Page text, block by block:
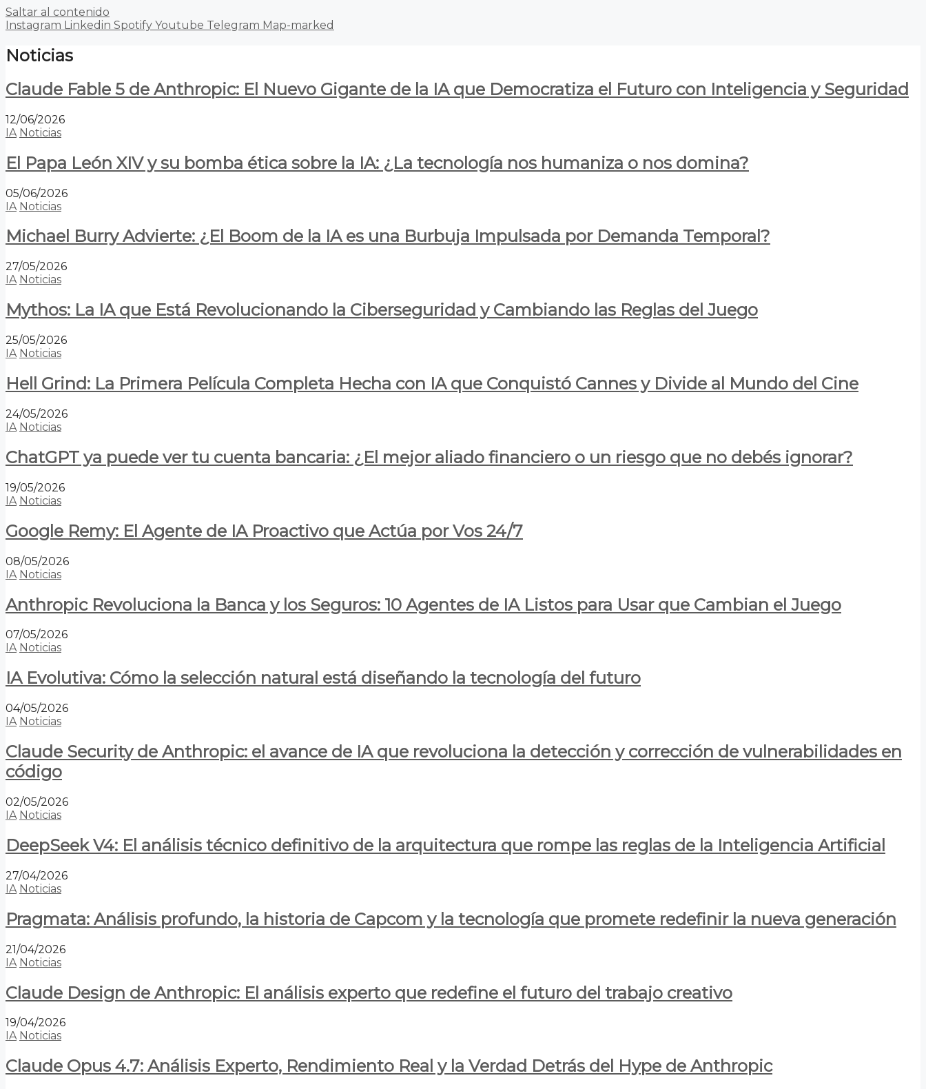
Saltar al contenido
Instagram Linkedin Spotify Youtube Telegram Map-marked
Noticias
Claude Fable 5 de Anthropic: El Nuevo Gigante de la IA que Democratiza el Futuro con Inteligencia y Seguridad
12/06/2026
IA Noticias
El Papa León XIV y su bomba ética sobre la IA: ¿La tecnología nos humaniza o nos domina?
05/06/2026
IA Noticias
Michael Burry Advierte: ¿El Boom de la IA es una Burbuja Impulsada por Demanda Temporal?
27/05/2026
IA Noticias
Mythos: La IA que Está Revolucionando la Ciberseguridad y Cambiando las Reglas del Juego
25/05/2026
IA Noticias
Hell Grind: La Primera Película Completa Hecha con IA que Conquistó Cannes y Divide al Mundo del Cine
24/05/2026
IA Noticias
ChatGPT ya puede ver tu cuenta bancaria: ¿El mejor aliado financiero o un riesgo que no debés ignorar?
19/05/2026
IA Noticias
Google Remy: El Agente de IA Proactivo que Actúa por Vos 24/7
08/05/2026
IA Noticias
Anthropic Revoluciona la Banca y los Seguros: 10 Agentes de IA Listos para Usar que Cambian el Juego
07/05/2026
IA Noticias
IA Evolutiva: Cómo la selección natural está diseñando la tecnología del futuro
04/05/2026
IA Noticias
Claude Security de Anthropic: el avance de IA que revoluciona la detección y corrección de vulnerabilidades en
código
02/05/2026
IA Noticias
DeepSeek V4: El análisis técnico definitivo de la arquitectura que rompe las reglas de la Inteligencia Artificial
27/04/2026
IA Noticias
Pragmata: Análisis profundo, la historia de Capcom y la tecnología que promete redefinir la nueva generación
21/04/2026
IA Noticias
Claude Design de Anthropic: El análisis experto que redefine el futuro del trabajo creativo
19/04/2026
IA Noticias
Claude Opus 4.7: Análisis Experto, Rendimiento Real y la Verdad Detrás del Hype de Anthropic